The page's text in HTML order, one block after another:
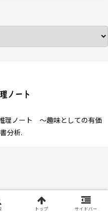
理ノート ～趣味としての有価
分析.
トップ サイドバー